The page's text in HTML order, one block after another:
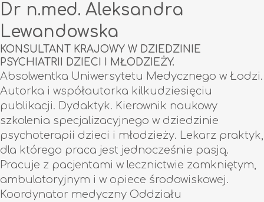
Dr n.med. Aleksandra
Lewandowska
KONSULTANT KRAJOWY W DZIEDZINIE
PSYCHIATRII DZIECI I MŁODZIEŻY.
Absolwentka Uniwersytetu Medycznego w Łodzi.
Autorka i współautorka kilkudziesięciu
publikacji. Dydaktyk. Kierownik naukowy
szkolenia specjalizacyjnego w dziedzinie
psychoterapii dzieci i młodzieży. Lekarz praktyk,
dla którego praca jest jednocześnie pasją.
Pracuje z pacjentami w lecznictwie zamkniętym,
ambulatoryjnym i w opiece środowiskowej.
Koordynator medyczny Oddziału